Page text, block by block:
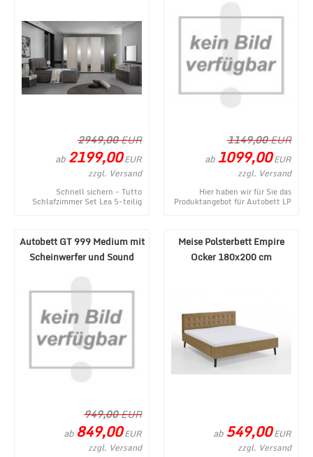
2949,00EUR
ab 2199,00EUR
zzgl. Versand
Schnell sichern - Tutto
Schlafzimmer Set Lea 5-teilig
1149,00EUR
ab 1099,00EUR
zzgl. Versand
Hier haben wir für Sie das
Produktangebot für Autobett LP
Autobett GT 999 Medium mit
Scheinwerfer und Sound
949,00EUR
ab 849,00EUR
zzgl. Versand
Meise Polsterbett Empire
Ocker 180x200 cm
ab 549,00EUR
zzgl. Versand